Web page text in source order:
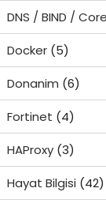
DNS / BIND /
Docker(5)
Donanim (6)
Fortinet (4)
HAProxy(3)
Hayat Bilgisi (42)